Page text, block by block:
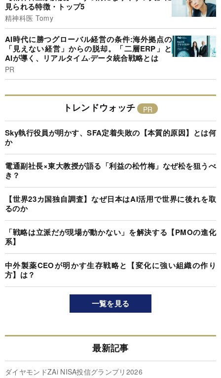
見られる特徴・トップ5
精神科医 Tomy
AI時代に勝つグローバル経営の条件:海外拠点の
「見えない経営」からの脱却。「二層ERP」と
AIが導く、リアルタイム·データ統合戦略とは
PR
トレンドウォッチ
Sky執行役員が明かす、SFA定着失敗の【本質的原因】とは何
か
電通副社長×東大教授が語る「利益の松竹梅」なぜ松を狙うべ
き？
【世界23カ国独自調査】なぜ日本はAI活用で世界に後れを取
るのか
「戦略は立派だが現場が動かない」を解決する【PMOの進化
系】
中外製薬CEOが明かす生存戦略と【変化に強い組織の作り
方】は？
一覧を見る
最新記事
ダイヤモンドZAi NISA投信グランプリ2026